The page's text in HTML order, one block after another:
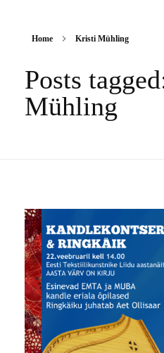
Home Kristi Mühling
Posts
Mühling